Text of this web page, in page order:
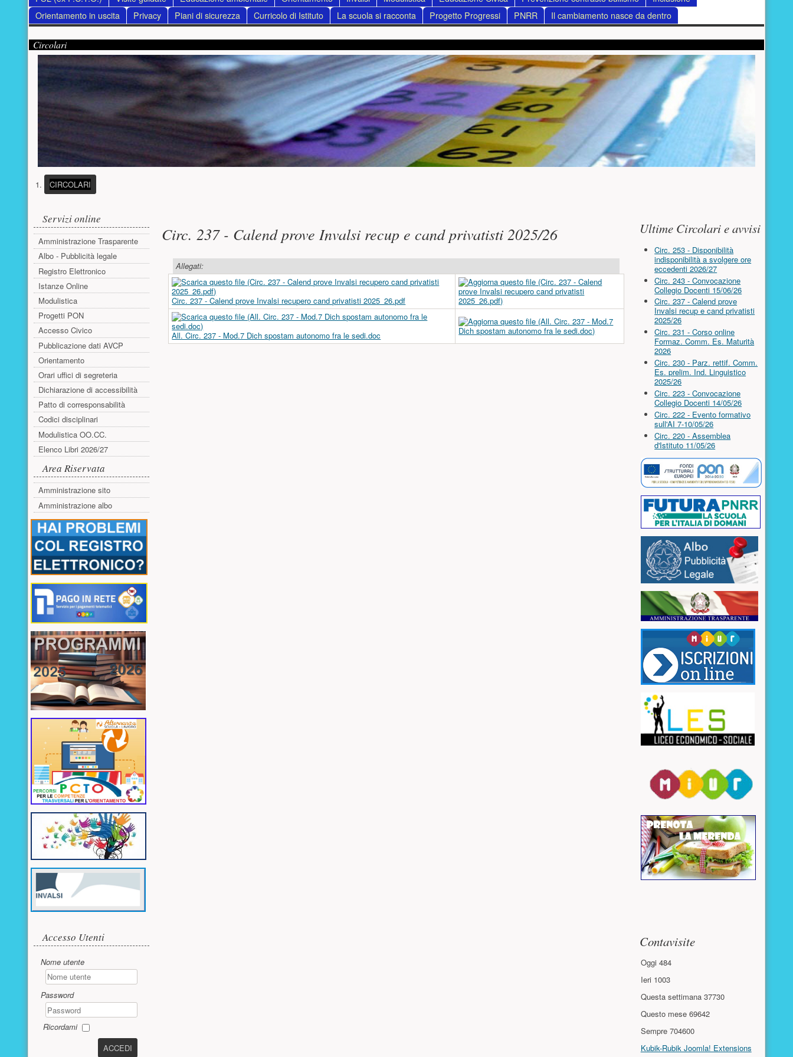
Orientamento in uscita
Privacy Piani di sicurezza Curricolo di Istituto La scuola si racconta Progetto Progressi PNRR Il cambiamento nasce da dentro
Contenuto supplementare (superiore)
Presentazione
Circolari
CIRCOLARI(PULSANTE PRESENTAZIONE)
Menu laterale
Servizi online
Amministrazione Trasparente
Albo - Pubblicità legale
Registro Elettronico
Istanze Online
Modulistica
Progetti PON
Accesso Civico
Pubblicazione dati AVCP
Orientamento
Orari uffici di segreteria
Dichiarazione di accessibilità
Patto di corresponsabilità
Codici disciplinari
Modulistica OO.CC.
Elenco Libri 2026/27
Area Riservata
Amministrazione sito
Amministrazione albo
Risorse aggiuntive (colonna di sinistra)
Accesso utente
Accesso Utenti
Nome utente
Password
Ricordami
ACCEDI
Circ. 237 - Calend prove Invalsi recup e cand privatisti 2025/26
Allegati:
Circ. 237 - Calend prove Invalsi recupero cand privatisti 2025_26.pdf
All. Circ. 237 - Mod.7 Dich spostam autonomo fra le sedi.doc
Ultime Circolari e avvisi
Circ. 253 - Disponibilità
indisponibilità a svolgere ore
eccedenti 2026/27
Circ. 243 - Convocazione
Collegio Docenti 15/06/26
Circ. 237 - Calend prove
Invalsi recup e cand privatisti
2025/26
Circ. 231 - Corso online
Formaz. Comm. Es. Maturità
2026
Circ. 230 - Parz. rettif. Comm.
Es. prelim. Ind. Linguistico
2025/26
Circ. 223 - Convocazione
Collegio Docenti 14/05/26
Circ. 222 - Evento formativo
sull'AI 7-10/05/26
Circ. 220 - Assemblea
d'Istituto 11/05/26
Contavisite
Oggi 484
Ieri 1003
Questa settimana 37730
Questo mese 69642
Sempre 704600
Kubik-Rubik Joomla! Extensions